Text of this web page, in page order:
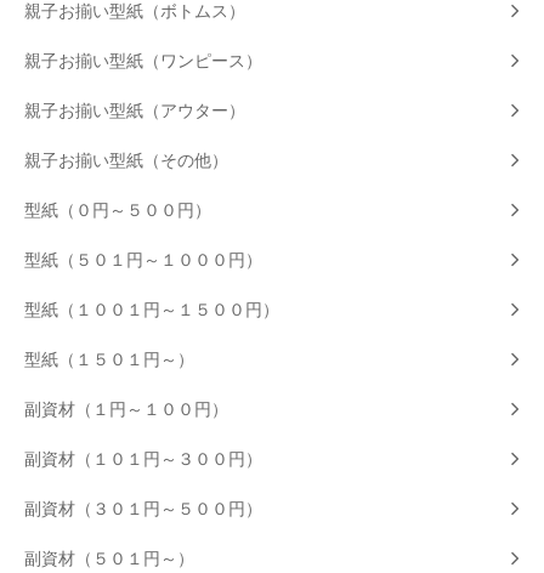
親子お揃い型紙（ボトムス）
親子お揃い型紙（ワンピース）
親子お揃い型紙（アウター）
親子お揃い型紙（その他）
型紙（０円～５００円）
型紙（５０１円～１０００円）
型紙（１００１円～１５００円）
型紙（１５０１円～）
副資材（１円～１００円）
副資材（１０１円～３００円）
副資材（３０１円～５００円）
副資材（５０１円～）